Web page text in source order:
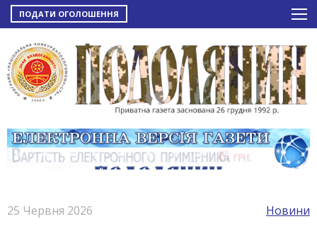
ПОДАТИ ОГОЛОШЕННЯ
25 Червня 2026 Новини